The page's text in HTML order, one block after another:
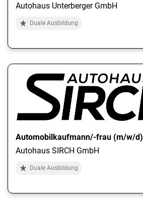
Autohaus Unterberger GmbH
Duale Ausbildung
Automobilkaufmann/-frau (m/w/d)
Autohaus SIRCH GmbH
Duale Ausbildung